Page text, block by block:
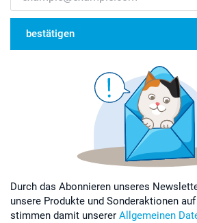
bestätigen
Durch das Abonnieren unseres
unsere Produkte und Sonderaktionen
stimmen damit unserer Allgemeinen